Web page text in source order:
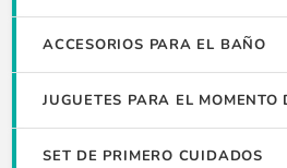
ACCESORIOS PARA EL BAÑO
JUGUETES PARA EL MOMENTO
SET DE PRIMERO CUIDADOS